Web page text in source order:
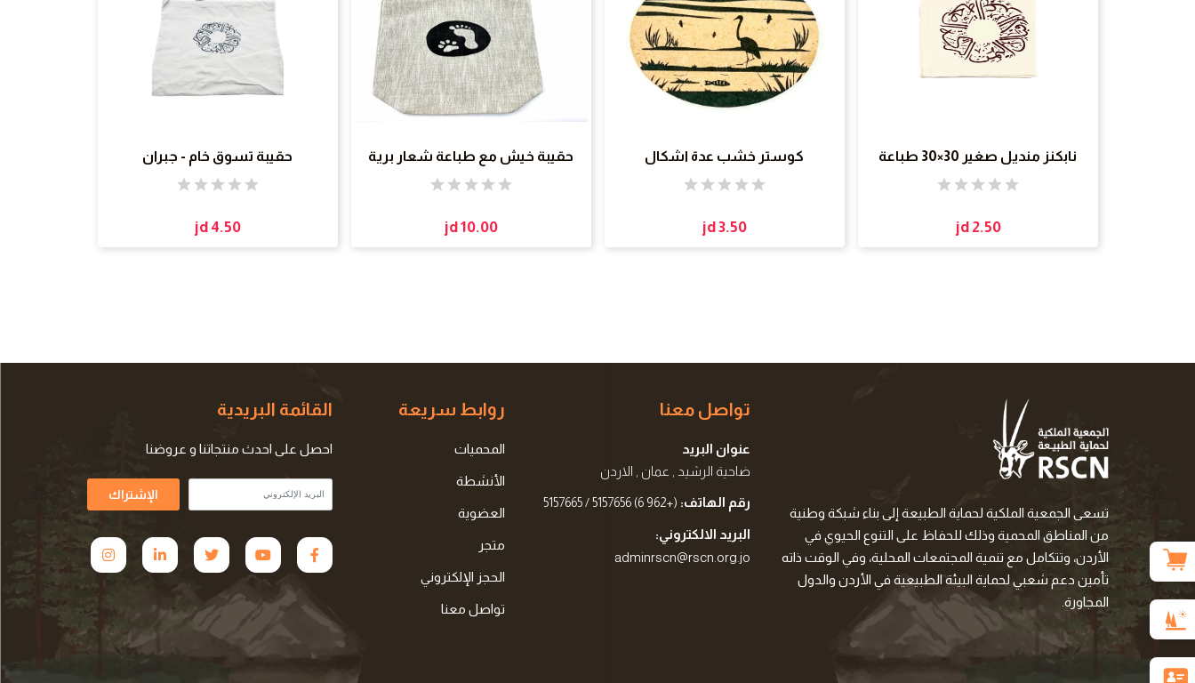
نابكنز منديل صغير 30×30 طباعة
jd 2.50
كوستر خشب عدة اشكال
jd 3.50
حقيبة خيش مع طباعة شعار برية
jd 10.00
حقيبة تسوق خام - جبران
jd 4.50
تسعى الجمعية الملكية لحماية الطبيعة إلى بناء شبكة وطنية
من المناطق المحمية وذلك للحفاظ على التنوع الحيوي في
الأردن، وتتكامل مع تنمية المجتمعات المحلية، وفي الوقت ذاته
تأمين دعم شعبي لحماية البيئة الطبيعية في الأردن والدول
المجاورة.
تواصل معنا
عنوان البريد
ضاحية الرشيد , عمان , الاردن
رقم الهاتف: (+962 6) 5157656 / 5157665
البريد الالكتروني:
adminrscn@rscn.org.jo
روابط سريعة
المحميات
الأنشطة
العضوية
متجر
الحجز الإلكتروني
تواصل معنا
القائمة البريدية
احصل على احدث منتجاتنا و عروضنا
الإشتراك